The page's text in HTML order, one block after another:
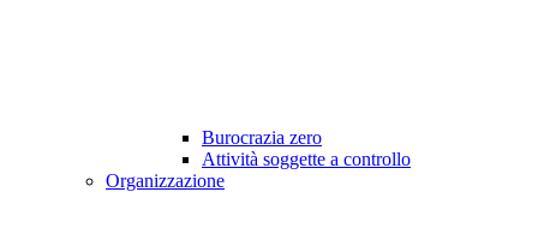
Burocrazia zero
Attività soggette a controllo
Organizzazione